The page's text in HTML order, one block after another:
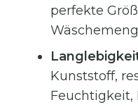
perfekte
Kunststoff,
Feuchtigkeit,